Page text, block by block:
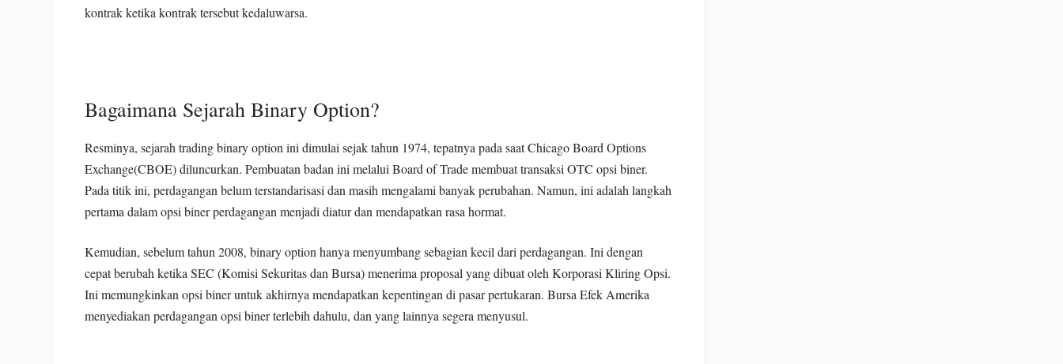
kontrak ketika kontrak tersebut kedaluwarsa.
Bagaimana Sejarah Binary Option?
Resminya, sejarah trading binary option ini dimulai sejak tahun 1974, tepatnya pada saat Chicago Board Options
Exchange(CBOE) diluncurkan. Pembuatan badan ini melalui Board of Trade membuat transaksi OTC opsi biner.
Pada titik ini, perdagangan belum terstandarisasi dan masih mengalami banyak perubahan. Namun, ini adalah langkah
pertama dalam opsi biner perdagangan menjadi diatur dan mendapatkan rasa hormat.
Kemudian, sebelum tahun 2008, binary option hanya menyumbang sebagian kecil dari perdagangan. Ini dengan
cepat berubah ketika SEC (Komisi Sekuritas dan Bursa) menerima proposal yang dibuat oleh Korporasi Kliring Opsi.
Ini memungkinkan opsi biner untuk akhirnya mendapatkan kepentingan di pasar pertukaran. Bursa Efek Amerika
menyediakan perdagangan opsi biner terlebih dahulu, dan yang lainnya segera menyusul.